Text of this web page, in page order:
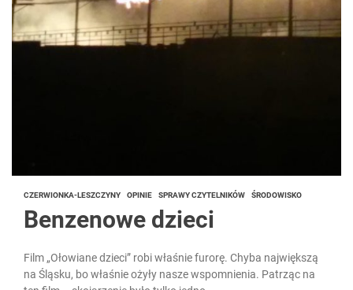
CZERWIONKA-LESZCZYNY OPINIE SPRAWY CZYTELNIKÓW ŚRODOWISKO
Benzenowe dzieci
Film „Ołowiane dzieci” robi właśnie furorę. Chyba największą
na Śląsku, bo właśnie ożyły nasze wspomnienia. Patrząc na